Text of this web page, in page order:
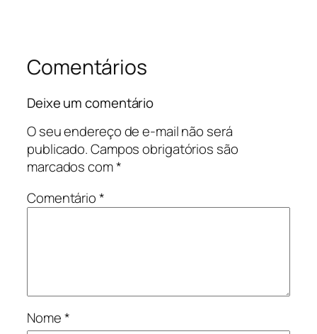
Comentários
Deixe um comentário
O seu endereço de e-mail não será
publicado.Campos obrigatórios são
marcados com*
Comentário*
Nome*